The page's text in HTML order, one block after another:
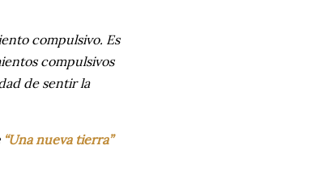
compulsivo. Es
compulsivos
de sentir la
“Una nueva tierra”